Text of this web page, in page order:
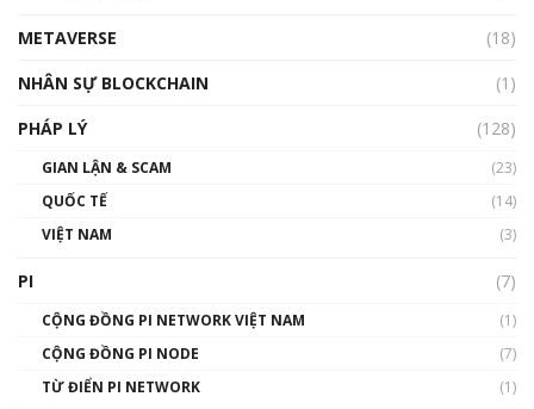
01:32:59
gió ấm
Talkshow 14: MemeCoin – Trò đùa tỷ đô
01:29:26
METAVERSE
(18)
NHÂN SỰ BLOCKCHAIN
(1)
PHÁP LÝ
(128)
GIAN LẬN & SCAM
(23)
QUỐC TẾ
(14)
VIỆT NAM
(3)
PI (7)
CỘNG ĐỒNG PI NETWORK VIỆT NAM
(1)
CỘNG ĐỒNG PI NODE
(7)
TỪ ĐIỂN PI NETWORK
(1)